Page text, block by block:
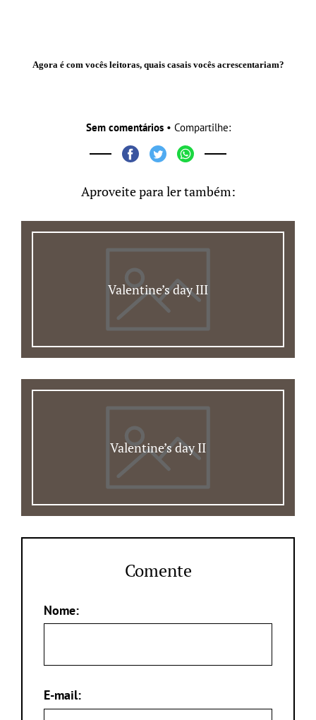
Agora é com vocês leitoras, quais casais vocês acrescentariam?
Sem comentários• Compartilhe:
Aproveite para ler também:
Valentine’s day III
Valentine’s day II
Comente
Nome:
E-mail: